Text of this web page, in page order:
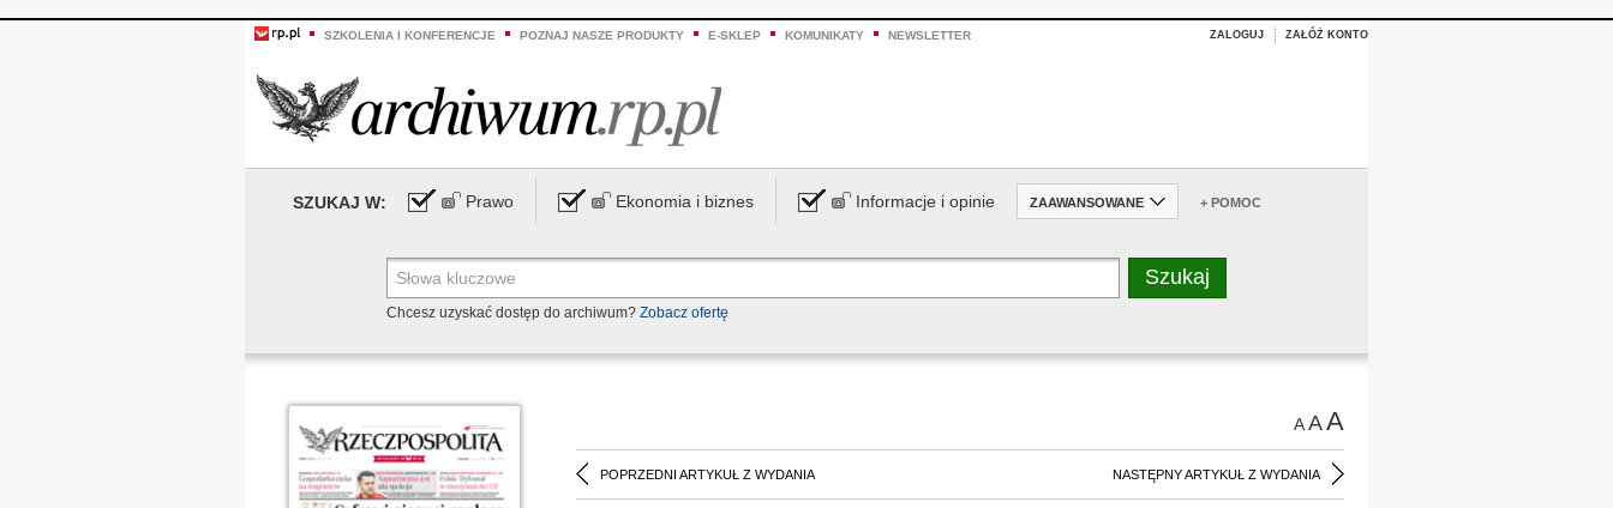
SZKOLENIA I KONFERENCJE POZNAJ NASZE PRODUKTY E-SKLEP KOMUNIKATY NEWSLETTER ZALOGUJ ZAŁÓŻ KONTO
SZUKAJ W: Prawo Ekonomia i biznes Informacje i opinie ZAAWANSOWANE + POMOC
Chcesz uzyskać dostęp do archiwum? Zobacz ofertę
AAA
POPRZEDNI ARTYKUŁ Z WYDANIA NASTĘPNY ARTYKUŁ Z WYDANIA